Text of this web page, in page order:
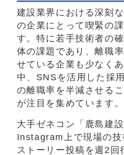
建設業界における深刻
の企業にとって喫緊の
す。特に若手技術者の
体の課題であり、離職
せている企業も少なく
中、SNSを活用した採
の離職率を半減させる
が注目を集めています。
大手ゼネコン「鹿島建設
Instagram上で現場の技
ストーリー投稿を週2回